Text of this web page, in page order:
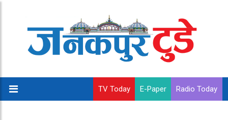
TV Today E-Paper Radio Today